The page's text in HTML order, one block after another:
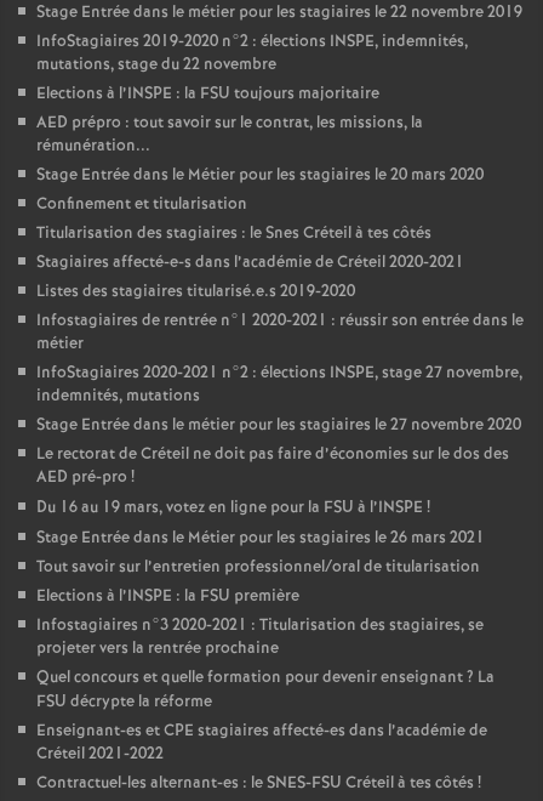
Stage Entrée dans le métier pour les stagiaires le 22 novembre 2019
InfoStagiaires 2019-2020 n°2 : élections INSPE, indemnités,
mutations, stage du 22 novembre
Elections à l’INSPE : la FSU toujours majoritaire
AED prépro : tout savoir sur le contrat, les missions, la
rémunération...
Stage Entrée dans le Métier pour les stagiaires le 20 mars 2020
Confinement et titularisation
Titularisation des stagiaires : le Snes Créteil à tes côtés
Stagiaires affecté-e-s dans l’académie de Créteil 2020-2021
Listes des stagiaires titularisé.e.s 2019-2020
Infostagiaires de rentrée n°1 2020-2021 : réussir son entrée dans le
métier
InfoStagiaires 2020-2021 n°2 : élections INSPE, stage 27 novembre,
indemnités, mutations
Stage Entrée dans le métier pour les stagiaires le 27 novembre 2020
Le rectorat de Créteil ne doit pas faire d’économies sur le dos des
AED pré-pro !
Du 16 au 19 mars, votez en ligne pour la FSU à l’INSPE !
Stage Entrée dans le Métier pour les stagiaires le 26 mars 2021
Tout savoir sur l’entretien professionnel/oral de titularisation
Elections à l’INSPE : la FSU première
Infostagiaires n°3 2020-2021 : Titularisation des stagiaires, se
projeter vers la rentrée prochaine
Quel concours et quelle formation pour devenir enseignant? La
FSU décrypte la réforme
Enseignant-es etCPE stagiaires affecté-es dans l’académie de
Créteil 2021-2022
Contractuel-les alternant-es : leSNES-FSU Créteil à tes côtés !